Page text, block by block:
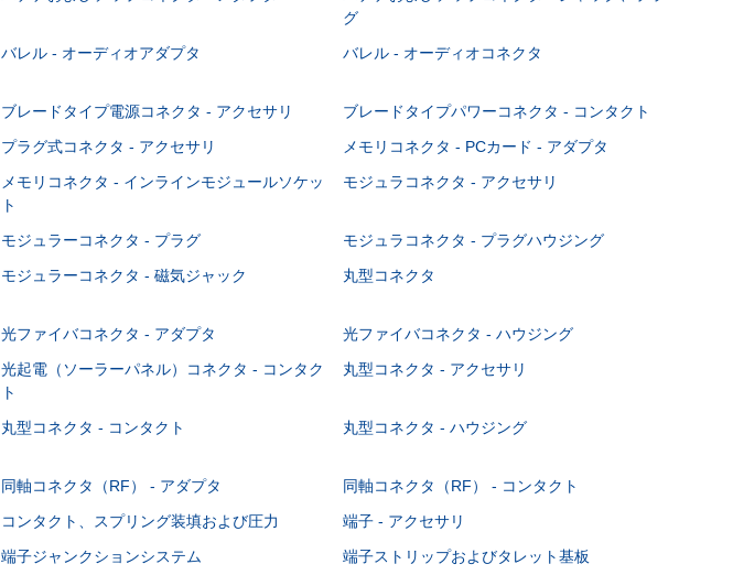
グ
バレル - オーディオアダプタ バレル - オーディオコネクタ
ブレードタイプ電源コネクタ - アクセサリ
ブレードタイプパワーコネクタ - コンタクト
プラグ式コネクタ - アクセサリ
メモリコネクタ - PCカード - アダプタ
メモリコネクタ - インラインモジュールソケッ
ト
モジュラコネクタ - アクセサリ
モジュラーコネクタ - プラグ
モジュラコネクタ - プラグハウジング
モジュラーコネクタ - 磁気ジャック 丸型コネクタ
光ファイバコネクタ - アダプタ
光ファイバコネクタ - ハウジング
光起電（ソーラーパネル）コネクタ - コンタク
ト
丸型コネクタ - アクセサリ
丸型コネクタ - コンタクト 丸型コネクタ - ハウジング
同軸コネクタ（RF） - アダプタ
同軸コネクタ（RF） - コンタクト
コンタクト、スプリング装填および圧力
端子 - アクセサリ
端子ジャンクションシステム 端子ストリップおよびタレット基板